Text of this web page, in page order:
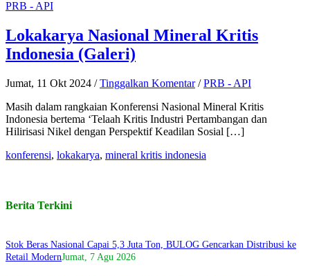
PRB - API
Lokakarya Nasional Mineral Kritis
Indonesia (Galeri)
Jumat, 11 Okt 2024 /Tinggalkan Komentar /PRB - API
Masih dalam rangkaian Konferensi Nasional Mineral Kritis
Indonesia bertema ‘Telaah Kritis Industri Pertambangan dan
Hilirisasi Nikel dengan Perspektif Keadilan Sosial […]
konferensi, lokakarya, mineral kritis indonesia
Berita Terkini
Stok Beras Nasional Capai 5,3 Juta Ton, BULOG Gencarkan Distribusi ke
Retail ModernJumat, 7 Agu 2026